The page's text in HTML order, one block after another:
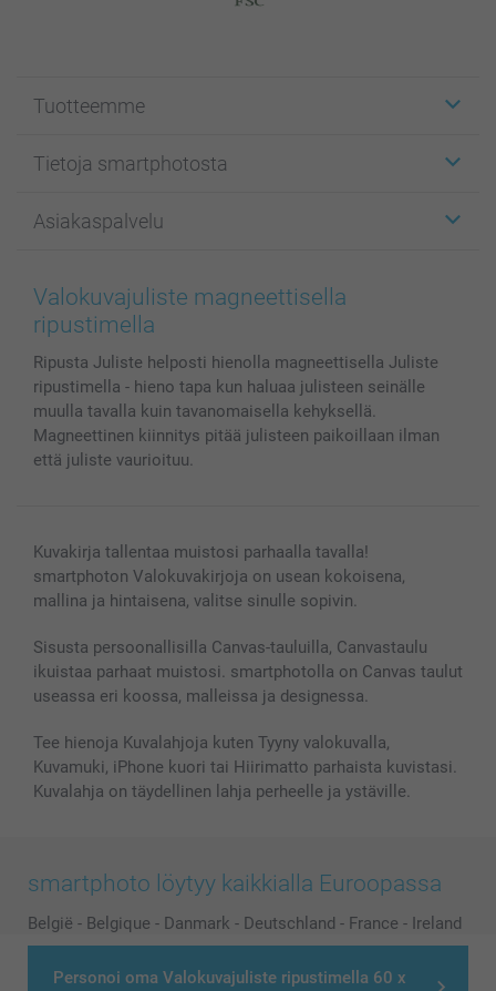
Personoi oma Valokuvajuliste ripustimella 60 x
Tuotteemme
Kuvakortit
Kuvakirjat
Valokuvat, Julisteet & Taskukirjat
Kännykkä & Tabletti
Kuvakalenterit & Päivyrit
Valokuvakehykset & Lisätarvikkeet
Lahjakortti
Kaikki kuvatuotteet
Tietoja smartphotosta
Affiliate ohjelma
Evästekäytäntö
Sivukartta
Investor Relations
Asiakaspalvelu
100% tyytyväisyystakuu
smartbonus
Tilausten tila
Valokuvajuliste magneettisella
ripustimella
Ripusta Juliste helposti hienolla magneettisella Juliste
ripustimella - hieno tapa kun haluaa julisteen seinälle
muulla tavalla kuin tavanomaisella kehyksellä.
Magneettinen kiinnitys pitää julisteen paikoillaan ilman
että juliste vaurioituu.
Kuvakirja tallentaa muistosi parhaalla tavalla!
smartphoton Valokuvakirjoja on usean kokoisena,
mallina ja hintaisena, valitse sinulle sopivin.
Sisusta persoonallisilla Canvas-tauluilla, Canvastaulu
ikuistaa parhaat muistosi. smartphotolla on Canvas taulut
useassa eri koossa, malleissa ja designessa.
Tee hienoja Kuvalahjoja kuten Tyyny valokuvalla,
Kuvamuki, iPhone kuori tai Hiirimatto parhaista kuvistasi.
Kuvalahja on täydellinen lahja perheelle ja ystäville.
smartphoto löytyy kaikkialla Euroopassa
België - Belgique - Danmark - Deutschland - France - Ireland
- Nederland - Norge - Österreich - Schweiz - Suisse -
Switzerland - Suomi - Sverige - United Kingdom -